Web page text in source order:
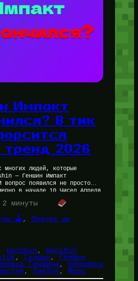
Импакт
В тик
тренд 2026
многих людей, которые
— Геншин Импакт
вопрос появился не просто
в начале 10 Чисел Апреля
стали заполнять…
2 минуты
🕹️, Прочее 🧱
Genshin, Genshin
, Геншин,
Геншин
Геншина,
Концовка
, ТикТок, Форс